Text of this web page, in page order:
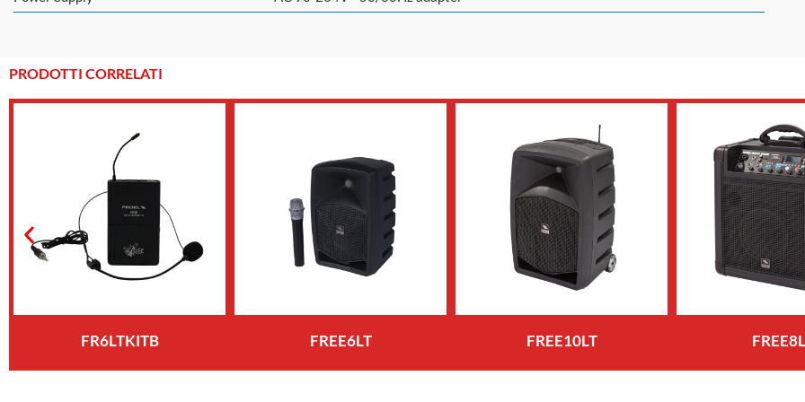
PRODOTTI CORRELATI
FR6LTKITB FREE6LT FREE10LT